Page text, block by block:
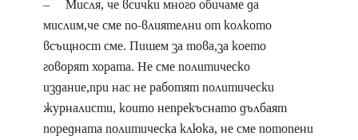
– Мисля, че всички много обичаме да
мислим,че сме по-влиятелни от колкото
всъщност сме. Пишем за това,за което
говорят хората. Не сме политическо
издание,при нас не работят политически
журналисти, които непрекъснато дълбаят
поредната политическа клюка, не сме потопени